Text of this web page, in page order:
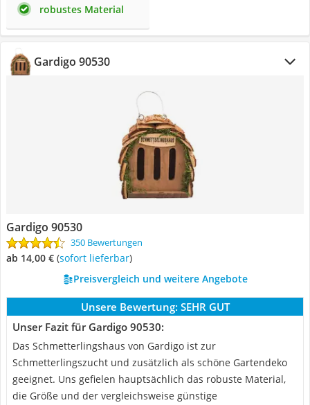
robustes Material
Gardigo 90530
Gardigo 90530
350 Bewertungen
ab 14,00 € ( Sofort lieferbar)
Preisvergleich und weitere Angebote
Unsere Bewertung: SEHR GUT
Unser Fazit für Gardigo 90530:
Das Schmetterlingshaus von Gardigo ist zur
Schmetterlingszucht und zusätzlich als schöne Gartendeko
geeignet. Uns gefielen hauptsächlich das robuste Material,
die Größe und der vergleichsweise günstige